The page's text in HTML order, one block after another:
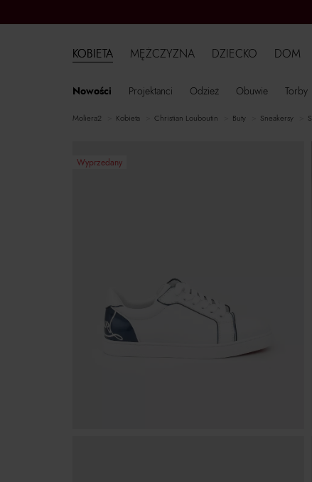
KOBIETA
Nowości Projektanci Odzież Obuwie Torby
MĘŻCZYZNA DZIECKO DOM
moliera2 kobieta Christian Louboutin buty sneakersy
Wyprzedany